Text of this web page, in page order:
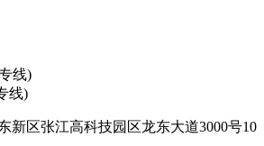
线)
线)
新区张江高科技园区龙东大道3000号10